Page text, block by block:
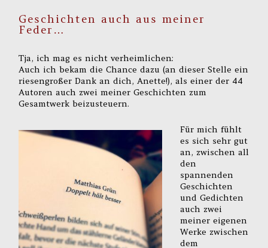
Geschichten auch aus meiner
Feder…
Tja, ich mag es nicht verheimlichen:
Auch ich bekam die Chance dazu (an dieser Stelle ein
riesengroßer Dank an dich, Anette!), als einer der 44
Autoren auch zwei meiner Geschichten zum
Gesamtwerk beizusteuern.
Für mich fühlt
es sich sehr gut
an, zwischen all
den
spannenden
Geschichten
und Gedichten
auch zwei
meiner eigenen
Werke zwischen
dem